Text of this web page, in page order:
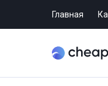
Главная